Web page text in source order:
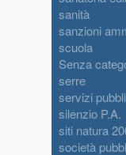
sanità
sanzioni
scuola
Senza
serre
servizi
silenzio P.A.
siti natura
società